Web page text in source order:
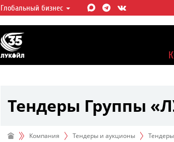
ЛУКОЙЛ СЕГОДНЯ
ЛУКОЙЛ — одна из крупнейших
интегрированных нефтегазовых компаний в
мире, на долю которой приходится более
мировой добычи нефти и около 1%
Глобальный бизнес
Тендеры Группы
Компания Тендеры и аукционы